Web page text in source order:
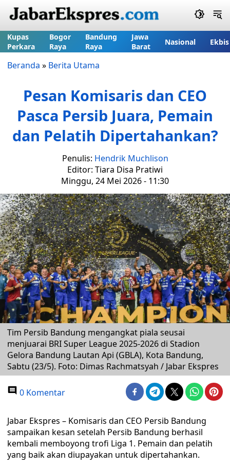
Kupas
Perkara
Bogor
Raya
Bandung
Raya
Jawa
Barat
Nasional Ekbis
Beranda » Berita Utama
Pesan Komisaris dan CEO
Pasca Persib Juara, Pemain
dan Pelatih Dipertahankan?
Penulis: Hendrik Muchlison
Editor: Tiara Disa Pratiwi
Minggu, 24 Mei 2026 - 11:30
Tim Persib Bandung mengangkat piala seusai
menjuarai BRI Super League 2025-2026 di Stadion
Gelora Bandung Lautan Api (GBLA), Kota Bandung,
Sabtu (23/5). Foto: Dimas Rachmatsyah / Jabar Ekspres
0 Komentar
Jabar Ekspres – Komisaris dan CEO Persib Bandung
sampaikan kesan setelah Persib Bandung berhasil
kembali memboyong trofi Liga 1. Pemain dan pelatih
yang baik akan diupayakan untuk dipertahankan.